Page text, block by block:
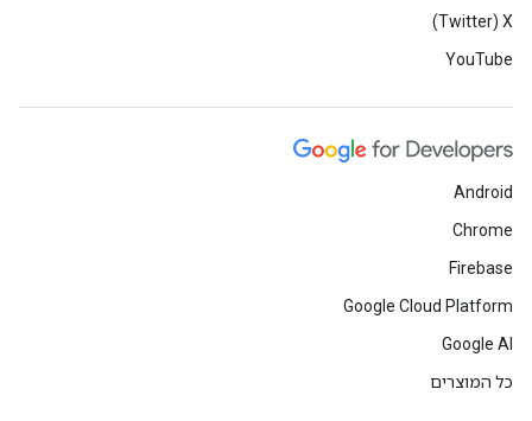
X‏ (Twitter)
YouTube
Android
Chrome
Firebase
Google Cloud Platform
Google AI
כל המוצרים